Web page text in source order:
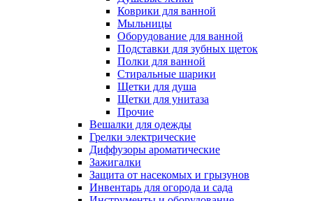
Коврики для ванной
Мыльницы
Оборудование для ванной
Подставки для зубных щеток
Полки для ванной
Стиральные шарики
Щетки для душа
Щетки для унитаза
Прочие
Вешалки для одежды
Грелки электрические
Диффузоры ароматические
Зажигалки
Защита от насекомых и грызунов
Инвентарь для огорода и сада